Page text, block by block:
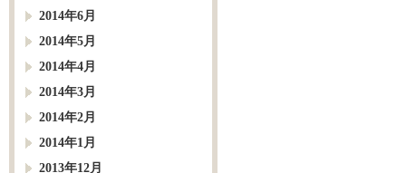
2014年6月
2014年5月
2014年4月
2014年3月
2014年2月
2014年1月
2013年12月